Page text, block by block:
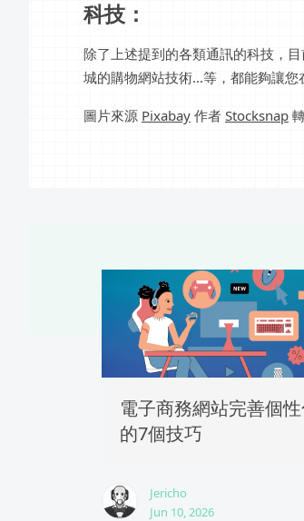
科技：
除了上述提到的各類通訊的科技，
城的購物網站技術...等，都能夠讓您
圖片來源 Pixabay 作者 Stocksnap
電子商務網站完善個
的7個技巧
Jericho
Jun 10, 2026